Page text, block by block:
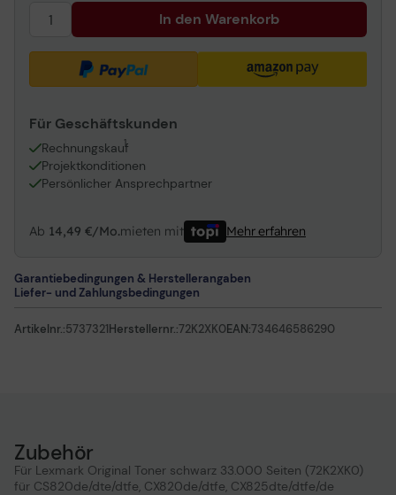
In den Warenkorb
Für Geschäftskunden
Rechnungskauf
1
Projektkonditionen
Persönlicher Ansprechpartner
Ab 14,49 €/Mo.mieten mit Mehr erfahren
Garantiebedingungen & Herstellerangaben
Liefer- und Zahlungsbedingungen
Artikelnr.:5737321Herstellernr.:72K2XK0EAN:734646586290
Zubehör
Für Lexmark Original Toner schwarz 33.000 Seiten (72K2XK0)
für CS820de/dte/dtfe, CX820de/dtfe, CX825dte/dtfe/de